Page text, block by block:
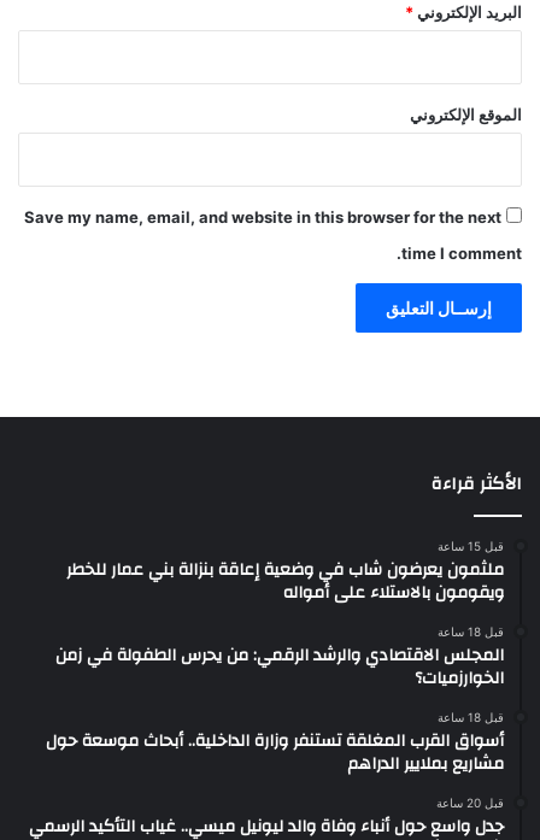
البريد الإلكتروني*
الموقع الإلكتروني
Save my name, email, and website in this browser for the next
time I comment.
الأكثر قراءة
قبل 15 ساعة
ملثمون يعرضون شاب في وضعية إعاقة بنزالة بني عمار للخطر
ويقومون بالاستلاء على أمواله
قبل 18 ساعة
المجلس الاقتصادي والرشد الرقمي: من يحرس الطفولة في زمن
الخوارزميات؟
قبل 18 ساعة
أسواق القرب المغلقة تستنفر وزارة الداخلية.. أبحاث موسعة حول
مشاريع بملايير الدراهم
قبل 20 ساعة
جدل واسع حول أنباء وفاة والد ليونيل ميسي.. غياب التأكيد الرسمي